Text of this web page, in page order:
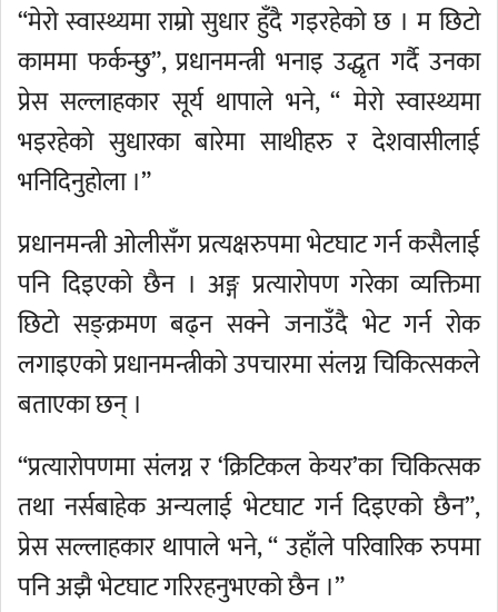
“मेरो स्वास्थ्यमा राम्रो सुधार हुँदै गइरहेको छ । म छिटो
काममा फर्कन्छु”, प्रधानमन्त्री भनाइ उद्धृत गर्दै उनका
प्रेस सल्लाहकार सूर्य थापाले भने, “ मेरो स्वास्थ्यमा
भइरहेको सुधारका बारेमा साथीहरु र देशवासीलाई
भनिदिनुहोला ।”
प्रधानमन्त्री ओलीसँग प्रत्यक्षरुपमा भेटघाट गर्न कसैलाई
पनि दिइएको छैन । अङ्ग प्रत्यारोपण गरेका व्यक्तिमा
छिटो सङ्क्रमण बढ्न सक्ने जनाउँदै भेट गर्न रोक
लगाइएको प्रधानमन्त्रीको उपचारमा संलग्न चिकित्सकले
बताएका छन् ।
“प्रत्यारोपणमा संलग्न र ‘क्रिटिकल केयर’का चिकित्सक
तथा नर्सबाहेक अन्यलाई भेटघाट गर्न दिइएको छैन”,
प्रेस सल्लाहकार थापाले भने, “ उहाँले परिवारिक रुपमा
पनि अझै भेटघाट गरिरहनुभएको छैन ।”